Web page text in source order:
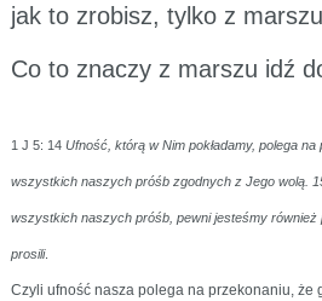
jak to zrobisz, tylko z
Co to znaczy z marszu idź
1 J 5: 14 Ufność, którą w Nim pokładamy, polega
wszystkich naszych próśb zgodnych z Jego wolą.
wszystkich naszych próśb, pewni jesteśmy również
prosili.
Czyli ufność nasza polega na przekonaniu, że